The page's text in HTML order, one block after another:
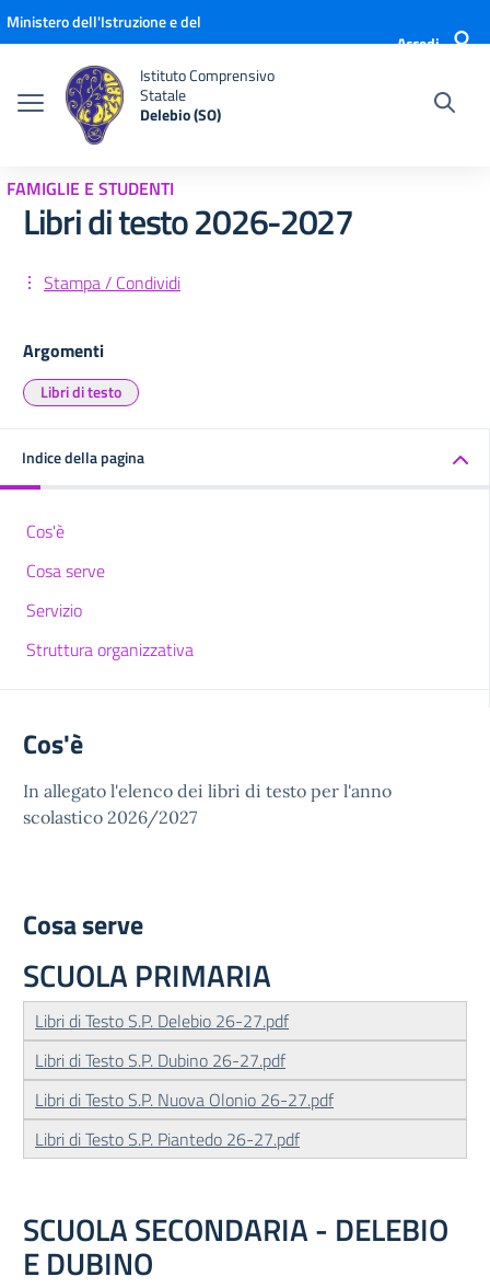
Vai ai contenuti
Vai al menu di navigazione
Vai al footer
Ministero dell'Istruzione e del
Accedi
Istituto Comprensivo
Statale
Delebio (SO)
FAMIGLIE E STUDENTI
Libri di testo 2026-2027
Stampa / Condividi
Argomenti
Libri di testo
Indice della pagina
Cos'è
Cosa serve
Servizio
Struttura organizzativa
Cos'è
In allegato l'elenco dei libri di testo per l'anno
scolastico 2026/2027
Cosa serve
SCUOLA PRIMARIA
Libri di Testo S.P. Delebio 26-27.pdf
Libri di Testo S.P. Dubino 26-27.pdf
Libri di Testo S.P. Nuova Olonio 26-27.pdf
Libri di Testo S.P. Piantedo 26-27.pdf
SCUOLA SECONDARIA - DELEBIO
E DUBINO